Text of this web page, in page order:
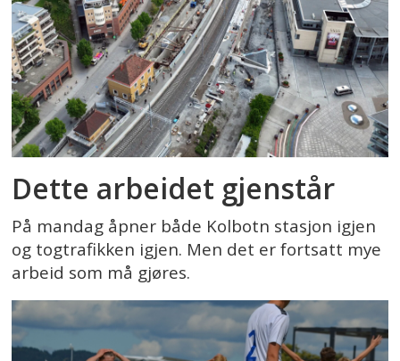
Dette arbeidet gjenstår
På mandag åpner både Kolbotn stasjon igjen
og togtrafikken igjen. Men det er fortsatt mye
arbeid som må gjøres.